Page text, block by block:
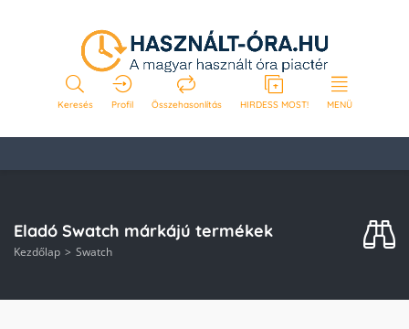
Keresés Profil Összehasonlítás HIRDESS MOST! MENÜ
Eladó Swatch márkájú termékek
Kezdőlap Swatch